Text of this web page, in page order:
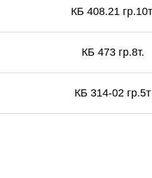
КБ 408.21
КБ 473 гр.8т.
КБ 314-02 гр.5т